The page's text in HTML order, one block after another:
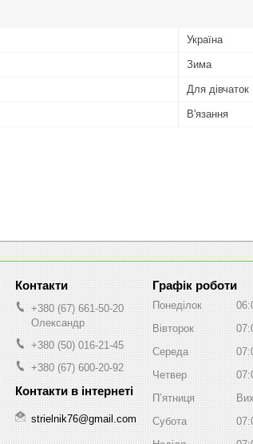
Україна
Зима
Для дівчаток
В'язання
+380 (67) 661-50-20
Олександр
+380 (50) 016-21-45
+380 (67) 600-20-92
strielnik76@gmail.com
Графік роботи
Понеділок
Вівторок
Середа
Четвер
Пʼятниця
Субота